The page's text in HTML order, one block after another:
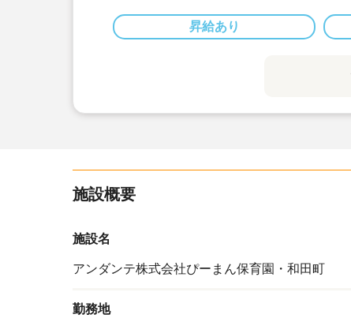
昇給あり
施設概要
施設名
アンダンテ株式会社ぴーまん保育園・和田町
勤務地